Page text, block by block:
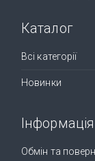
Каталог
Всі категорії
Новинки
Інформація
Обмін та